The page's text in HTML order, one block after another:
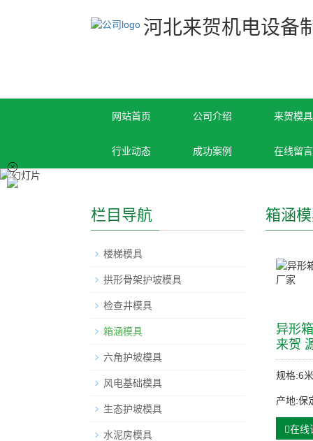
河北来贺机电设备
网站首页 公司介绍 来贺模
行业动态 成功案例 在线留言
箱涵
异形
来贺
规格:6米
产地:保
在线
栏目导航
楼梯模具
拱形骨架护坡模具
检查井模具
箱涵模具
六角护坡模具
风电基础模具
生态护坡模具
水泥房模具